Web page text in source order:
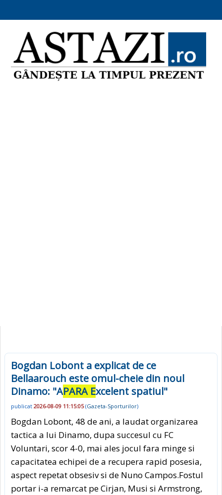
Bogdan Lobont a explicat de ce
Bellaarouch este omul-cheie din noul
Dinamo: "APARA Excelent spatiul"
publicat 2026-08-09 11:15:05(Gazeta-Sporturilor)
Bogdan Lobont, 48 de ani, a laudat organizarea
tactica a lui Dinamo, dupa succesul cu FC
Voluntari, scor 4-0, mai ales jocul fara minge si
capacitatea echipei de a recupera rapid posesia,
aspect repetat obsesiv si de Nuno Campos.Fostul
portar i-a remarcat pe Cirjan, Musi si Armstrong,